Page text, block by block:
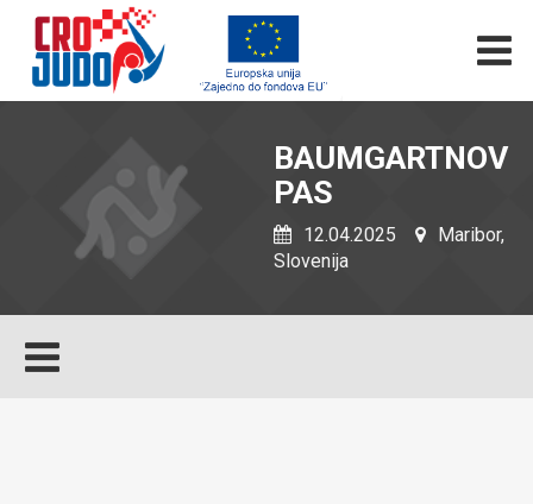
BAUMGARTNOV
PAS
12.04.2025
Maribor,
Slovenija